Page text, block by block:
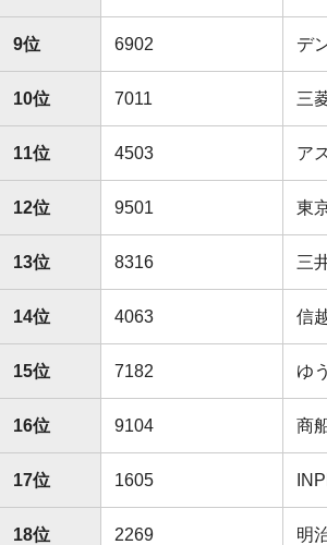
9位 6902 デ
10位 7011 三
11位 4503 ア
12位 9501 東
13位 8316 三
14位 4063 信
15位 7182 ゆ
16位 9104 商
17位 1605
18位 2269 明